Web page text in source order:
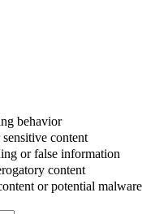
behavior
content
or false information
content
or potential malware